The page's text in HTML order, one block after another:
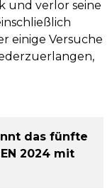
und verlor seine
einige Versuche
das fünfte
2024 mit